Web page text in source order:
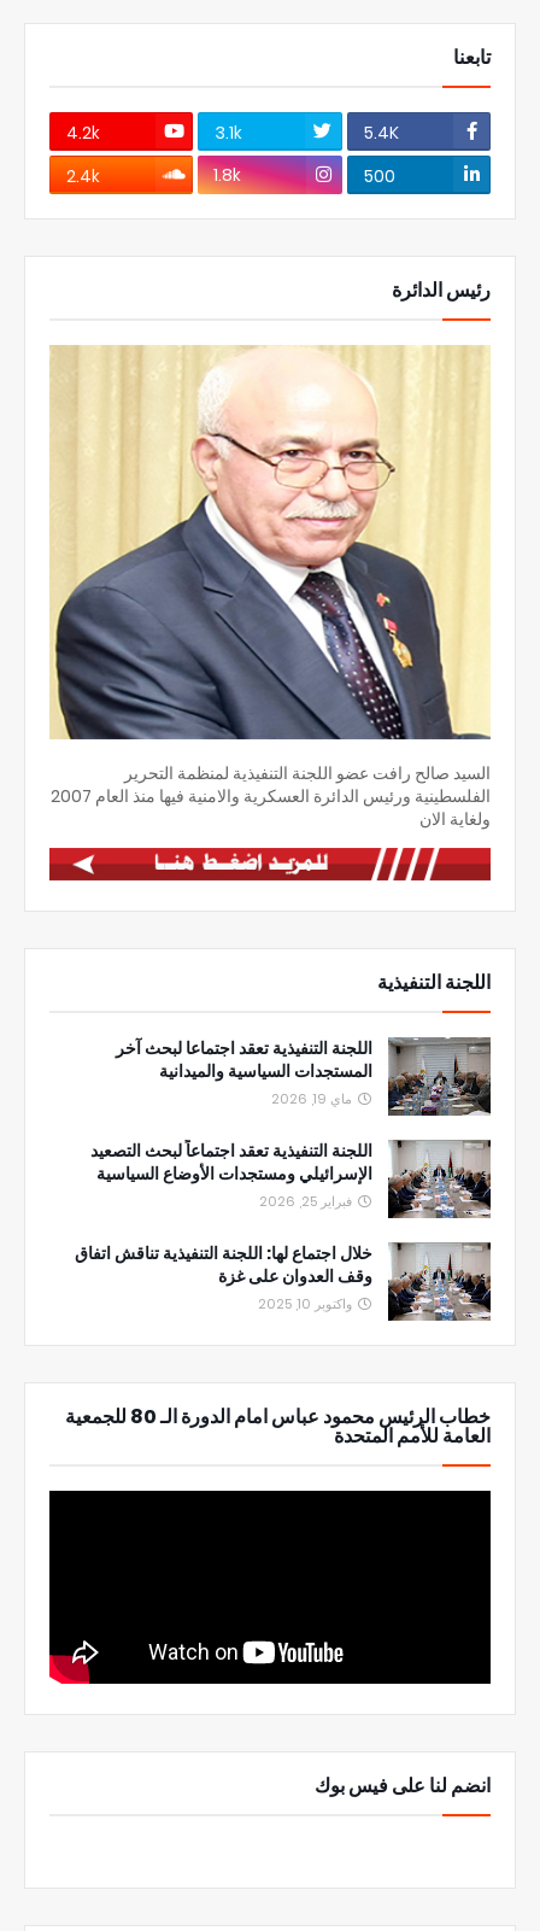
تابعنا
5.4K
3.1k
4.2k
500
1.8k
2.4k
رئيس الدائرة
السيد صالح رافت عضو اللجنة التنفيذية لمنظمة التحرير
الفلسطينية ورئيس الدائرة العسكرية والامنية فيها منذ العام 2007
ولغاية الان
اللجنة التنفيذية
اللجنة التنفيذية تعقد اجتماعا لبحث آخر
المستجدات السياسية والميدانية
ماي 19, 2026
اللجنة التنفيذية تعقد اجتماعاً لبحث التصعيد
الإسرائيلي ومستجدات الأوضاع السياسية
فبراير 25, 2026
خلال اجتماع لها: اللجنة التنفيذية تناقش اتفاق
وقف العدوان على غزة
واكتوبر 10, 2025
خطاب الرئيس محمود عباس امام الدورة الـ 80 للجمعية
العامة للأمم المتحدة
انضم لنا على فيس بوك